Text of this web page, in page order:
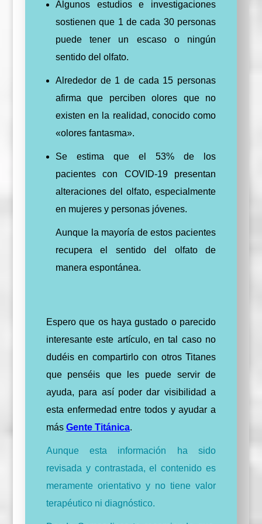
Algunos estudios e investigaciones
sostienen que 1 de cada 30 personas
puede tener un escaso o ningún
sentido del olfato.
Alrededor de 1 de cada 15 personas
afirma que perciben olores que no
existen en la realidad, conocido como
«olores fantasma».
Se estima que el 53% de los
pacientes con COVID-19 presentan
alteraciones del olfato, especialmente
en mujeres y personas jóvenes.
Aunque la mayoría de estos pacientes
recupera el sentido del olfato de
manera espontánea.
Espero que os haya gustado o parecido
interesante este artículo, en tal caso no
dudéis en compartirlo con otros Titanes
que penséis que les puede servir de
ayuda, para así poder dar visibilidad a
esta enfermedad entre todos y ayudar a
más Gente Titánica.
Aunque esta información ha sido
revisada y contrastada, el contenido es
meramente orientativo y no tiene valor
terapéutico ni diagnóstico.